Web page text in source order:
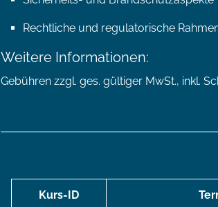
Rechtliche und regulatorische
Weitere Informationen:
Gebühren zzgl. ges. gültiger MwSt., inkl.
Kurs-ID